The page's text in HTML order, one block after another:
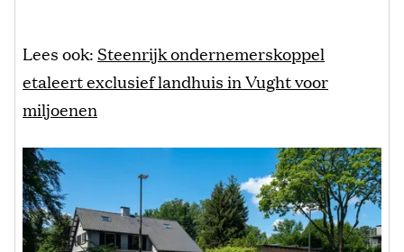
Lees ook: Steenrijk ondernemerskoppel
etaleert exclusief landhuis in Vught voor
miljoenen